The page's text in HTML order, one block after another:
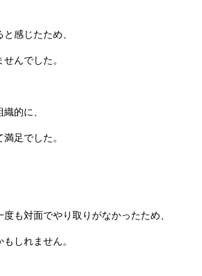
感じたため、
んでした。
的に、
足でした。
も対面でやり取りがなかったため、
しれません。